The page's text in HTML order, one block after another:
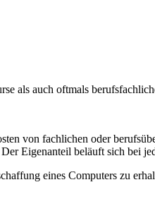
als auch oftmals
von fachlichen oder
Der Eigenanteil beläuft sich bei
eines Computers zu